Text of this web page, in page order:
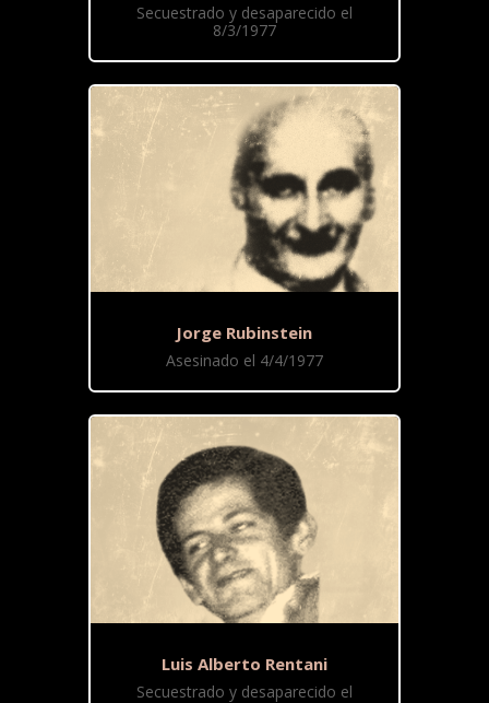
Secuestrado y desaparecido el
8/3/1977
Jorge Rubinstein
Asesinado el 4/4/1977
Luis Alberto Rentani
Secuestrado y desaparecido el